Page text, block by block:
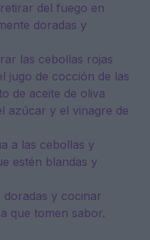
del fuego en
doradas y
las cebollas rojas
jugo de cocción de las
de aceite de oliva
azúcar y el vinagre de
a las cebollas y
estén blandas y
doradas y cocinar
que tomen sabor.